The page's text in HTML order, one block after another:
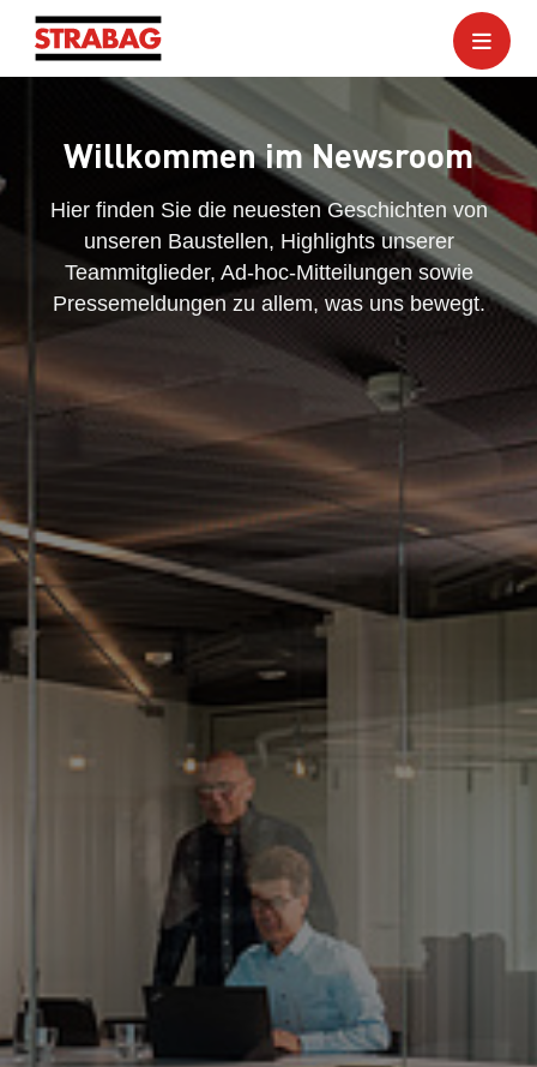
Willkommen im Newsroom
Hier finden Sie die neuesten Geschichten von
unseren Baustellen, Highlights unserer
Teammitglieder, Ad-hoc-Mitteilungen sowie
Pressemeldungen zu allem, was uns bewegt.